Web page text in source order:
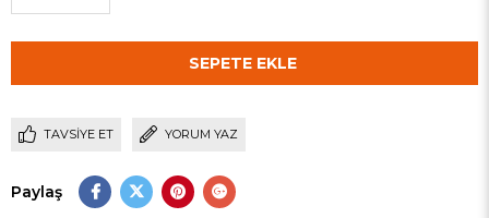
TAVSIYE ET YORUM YAZ
Paylaş